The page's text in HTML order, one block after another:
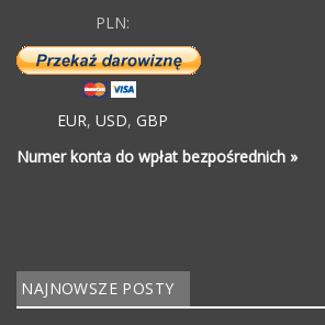
PLN:
EUR, USD, GBP
Numer konta do wpłat bezpośrednich »
NAJNOWSZE POSTY